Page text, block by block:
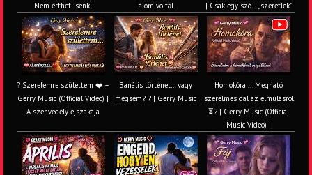
Nem értheti senki
álom voltál
| Csak egy szó… „szeretlek”
? Szerelemre születtem ❤️ –
Gerry Music (Official Video) |
A szenvedély éjszakája
Banális történet… vagy
mégsem? ? | Gerry Music
Homokóra ... Megható
szerelmes dal az elmúlásról
⏳? | Gerry Music (Official
Music Video) |